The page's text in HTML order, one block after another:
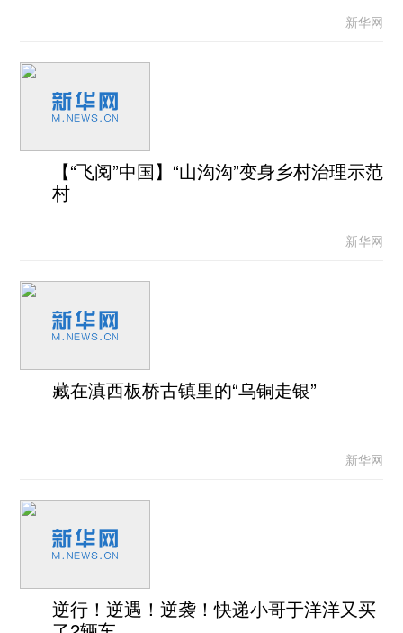
新华网
【“飞阅”中国】“山沟沟”变身乡村治理示范
村
新华网
藏在滇西板桥古镇里的“乌铜走银”
新华网
逆行！逆遇！逆袭！快递小哥于洋洋又买